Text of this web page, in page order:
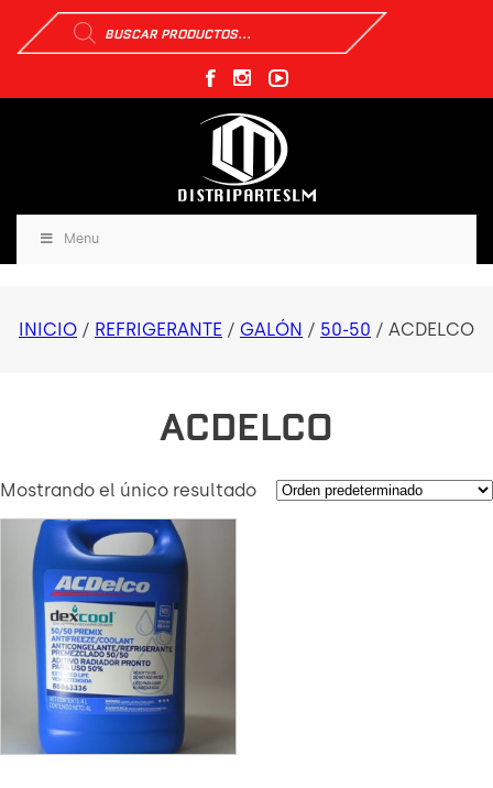
Búsqueda
de
productos
Menu
INICIO / REFRIGERANTE / GALÓN / 50-50 / ACDELCO
ACDELCO
Mostrando el único resultado